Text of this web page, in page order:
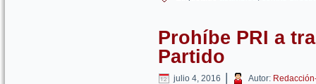
Prohíbe PRI a
Partido
julio 4, 2016 | Autor: